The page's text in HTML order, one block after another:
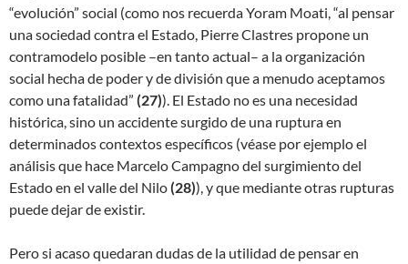
“evolución” social (como nos recuerda Yoram Moati, “al pensar
una sociedad contra el Estado, Pierre Clastres propone un
contramodelo posible –en tanto actual– a la organización
social hecha de poder y de división que a menudo aceptamos
como una fatalidad” (27)). El Estado no es una necesidad
histórica, sino un accidente surgido de una ruptura en
determinados contextos específicos (véase por ejemplo el
análisis que hace Marcelo Campagno del surgimiento del
Estado en el valle del Nilo(28)), y que mediante otras rupturas
puede dejar de existir.
Pero si acaso quedaran dudas de la utilidad de pensar en